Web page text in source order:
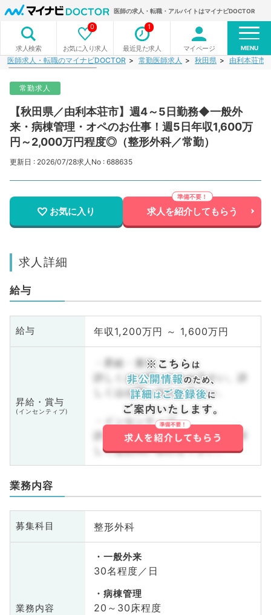
医師の求人・転職・アルバイトはマイナビDOCTOR
求人検索 お気に入り求人
0
最近見た求人
1
マイページ MENU
医師求人・転職のマイナビDOCTOR 常勤医師求人 秋田県 由利本荘市
常勤求人
【秋田県／由利本荘市】週4～5日勤務◆一般外
来・病棟管理・オペのお仕事！週5日年収1,600万
円～2,000万円程度◎（整形外科／常勤）
更新日 : 2026/07/28求人No : 688635
お気に入り 求人を紹介してもらう
求人詳細
給与
給与 年収1,200万円 ～ 1,600万円
昇給・賞与
(インセンティブ)
・昇給・賞与
詳しくはお問い合わせ下さい。詳
しくはお問い合わせ下さい。
・インセンティブ
詳しくはお問い合わせ下さい。詳
しくはお問い合わせ下さい。
業務内容
募集科目 整形外科
業務内容
一般外来
30名程度／日
病棟管理
20～30床程度